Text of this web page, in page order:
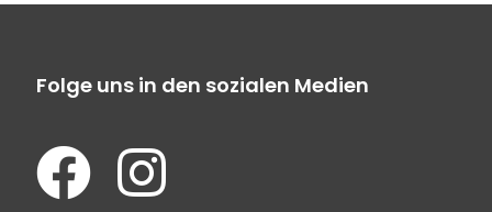
Folge uns in den sozialen Medien